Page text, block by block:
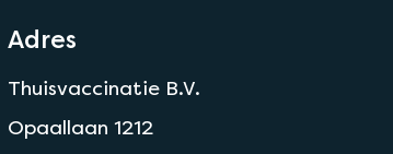
Adres
Thuisvaccinatie B.V.
Opaallaan 1212